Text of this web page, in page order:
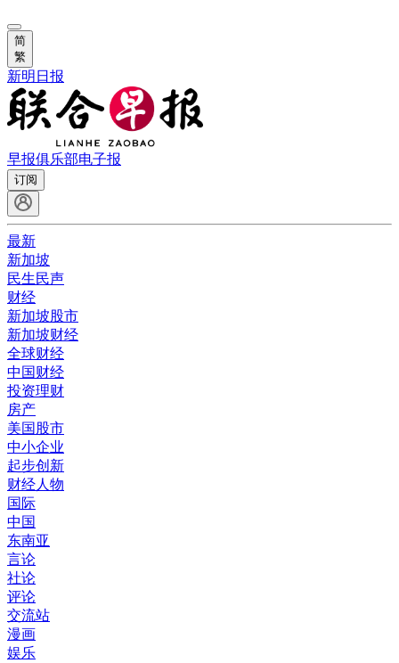
简
繁
新明日报
早报俱乐部电子报
订阅
最新
新加坡
民生民声
财经
新加坡股市
新加坡财经
全球财经
中国财经
投资理财
房产
美国股市
中小企业
起步创新
财经人物
国际
中国
东南亚
言论
社论
评论
交流站
漫画
娱乐